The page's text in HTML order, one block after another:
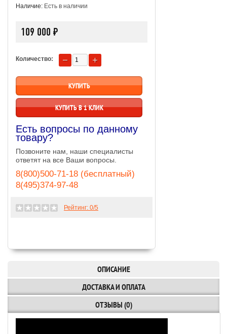
Наличие: Есть в наличии
109 000 ₽
Количество:
КУПИТЬ В 1 КЛИК
Есть вопросы по данному
товару?
Позвоните нам, наши специалисты
ответят на все Ваши вопросы.
8(800)500-71-18 (бесплатный)
8(495)374-97-48
Рейтинг: 0/5
ОПИСАНИЕ
ДОСТАВКА И ОПЛАТА
ОТЗЫВЫ (0)